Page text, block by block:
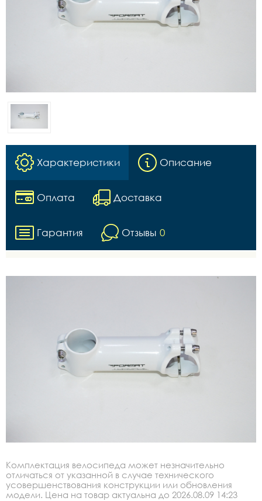
Характеристики Описание
Оплата Доставка
Гарантия Отзывы 0
Комплектация велосипеда может незначительно
отличаться от указанной в случае технического
усовершенствования конструкции или обновления
модели. Цена на товар актуальна до 2026.08.09 14:23